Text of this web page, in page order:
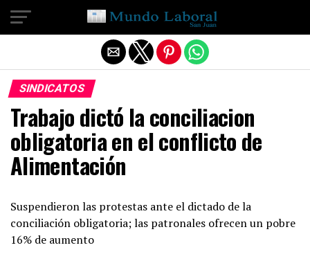
SINDICATOS
Trabajo dictó la conciliacion
obligatoria en el conflicto de
Alimentación
Suspendieron las protestas ante el dictado de la
conciliación obligatoria; las patronales ofrecen un pobre
16% de aumento
Salir de la versión móvil